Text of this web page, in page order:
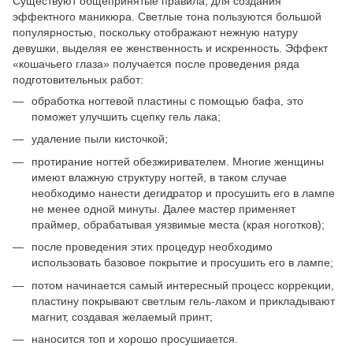
эффектного маникюра. Светлые тона пользуются большой
популярностью, поскольку отображают нежную натуру
девушки, выделяя ее женственность и искренность. Эффект
«кошачьего глаза» получается после проведения ряда
подготовительных работ:
обработка ногтевой пластины с помощью бафа, это
поможет улучшить сцепку гель лака;
удаление пыли кисточкой;
протирание ногтей обезжиривателем. Многие женщины
имеют влажную структуру ногтей, в таком случае
необходимо нанести дегидратор и просушить его в лампе
не менее одной минуты. Далее мастер применяет
праймер, обрабатывая уязвимые места (края ноготков);
после проведения этих процедур необходимо
использовать базовое покрытие и просушить его в лампе;
потом начинается самый интересный процесс коррекции,
пластину покрывают светлым гель-лаком и прикладывают
магнит, создавая желаемый принт;
наносится топ и хорошо просушиается.